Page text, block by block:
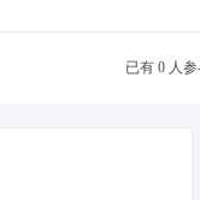
已有 0 人